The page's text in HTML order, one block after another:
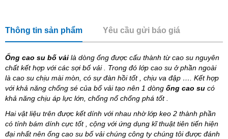
Thông tin sản phẩm Yêu cầu gửi báo giá
Ống cao su bố vải là dòng ống được cấu thành từ cao su nguyên
chất kết hợp với các sợi bố vải . Trong đó lớp cao su ở phần ngoài
là cao su chịu mài mòn, có sự đàn hồi tốt , chịu va đập …. Kết hợp
với khả năng chống sé của bố vải tạo nên 1 dòng ống cao su có
khả năng chịu áp lực lớn, chống nổ chống phá tốt .
Hai vật liệu trên được kết dính với nhau nhờ lớp keo 2 thành phần
có tính bám dính cực tốt , cộng với ứng dụng kĩ thuật tiên tiến hiện
đại nhất nên ống cao su bố vải chúng công ty chúng tôi được đánh